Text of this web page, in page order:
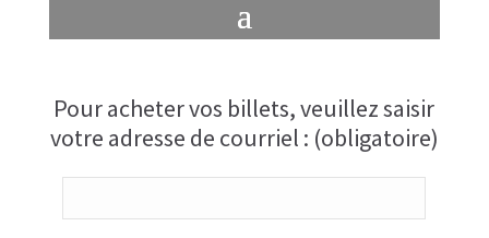
Pour acheter vos billets, veuillez saisir
votre adresse de courriel : (obligatoire)